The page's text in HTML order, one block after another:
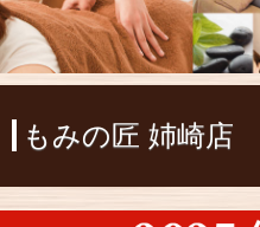
もみの匠 姉崎店